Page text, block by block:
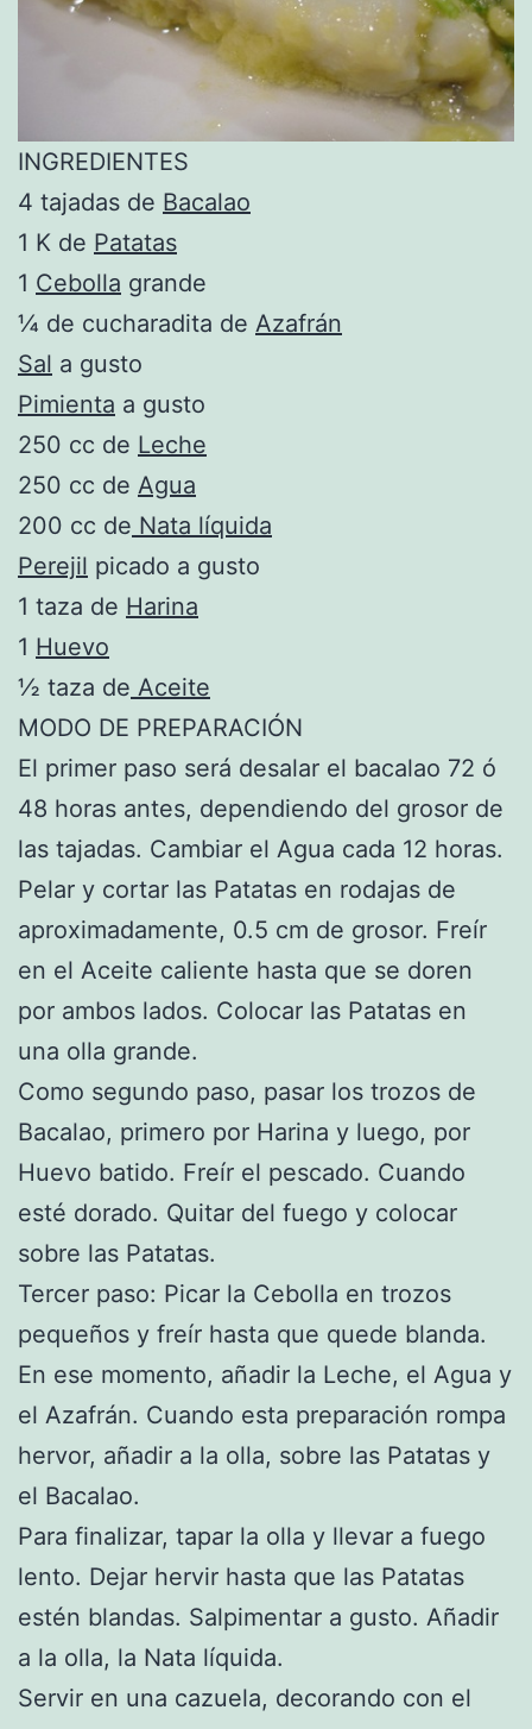
INGREDIENTES
4 tajadas de Bacalao
1 K de Patatas
1 Cebolla grande
¼ de cucharadita de Azafrán
Sal a gusto
Pimienta a gusto
250 cc de Leche
250 cc de Agua
200 cc de Nata líquida
Perejil picado a gusto
1 taza de Harina
1 Huevo
½ taza de Aceite
MODO DE PREPARACIÓN
El primer paso será desalar el bacalao 72 ó
48 horas antes, dependiendo del grosor de
las tajadas. Cambiar el Agua cada 12 horas.
Pelar y cortar las Patatas en rodajas de
aproximadamente, 0.5 cm de grosor. Freír
en el Aceite caliente hasta que se doren
por ambos lados. Colocar las Patatas en
una olla grande.
Como segundo paso, pasar los trozos de
Bacalao, primero por Harina y luego, por
Huevo batido. Freír el pescado. Cuando
esté dorado. Quitar del fuego y colocar
sobre las Patatas.
Tercer paso: Picar la Cebolla en trozos
pequeños y freír hasta que quede blanda.
En ese momento, añadir la Leche, el Agua y
el Azafrán. Cuando esta preparación rompa
hervor, añadir a la olla, sobre las Patatas y
el Bacalao.
Para finalizar, tapar la olla y llevar a fuego
lento. Dejar hervir hasta que las Patatas
estén blandas. Salpimentar a gusto. Añadir
a la olla, la Nata líquida.
Servir en una cazuela, decorando con el